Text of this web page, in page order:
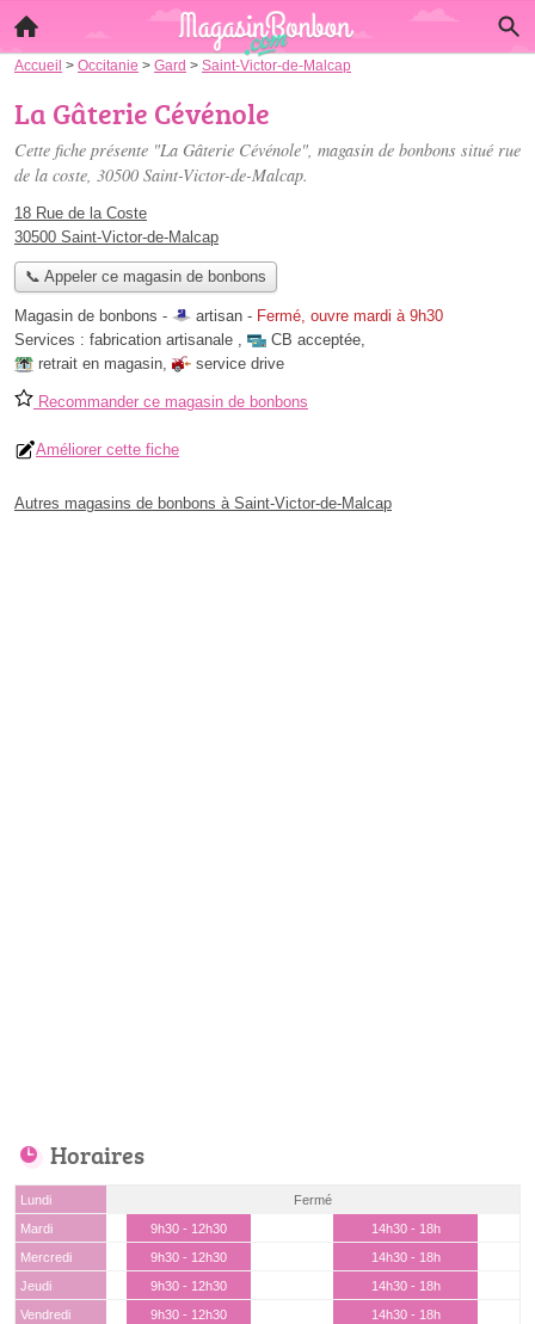
Accueil > Occitanie > Gard > Saint-Victor-de-Malcap
La Gâterie Cévénole
Cette fiche présente "La Gâterie Cévénole", magasin de bonbons situé rue
de la coste, 30500 Saint-Victor-de-Malcap.
18 Rue de la Coste
30500 Saint-Victor-de-Malcap
📞 Appeler ce magasin de bonbons
Magasin de bonbons - artisan - Fermé, ouvre mardi à 9h30
Services : fabrication artisanale , CB acceptée,
retrait en magasin, service drive
Recommander ce magasin de bonbons
Améliorer cette fiche
Autres magasins de bonbons à Saint-Victor-de-Malcap
Horaires
Lundi
Fermé
Mardi
9h30 - 12h30
14h30 - 18h
Mercredi
9h30 - 12h30
14h30 - 18h
Jeudi
9h30 - 12h30
14h30 - 18h
Vendredi
9h30 - 12h30
14h30 - 18h